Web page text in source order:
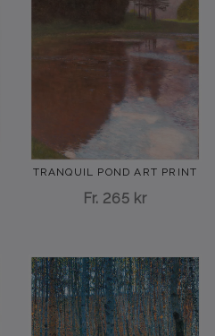
TRANQUIL POND ART PRINT
Fr. 265 kr